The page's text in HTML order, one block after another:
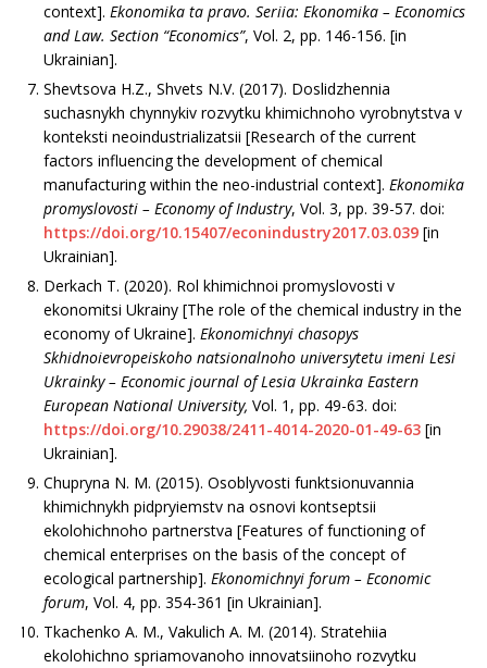
context]. Ekonomika ta pravo. Seriia: Ekonomika – Economics
and Law. Section “Economics”, Vol. 2, pp. 146-156. [in
Ukrainian].
Shevtsova H.Z., Shvets N.V. (2017). Doslidzhen­nia
suchasnykh chynnykiv rozvytku khimichnoho vyrob­nytstva v
konteksti neoindustrializatsii [Research of the current
factors influencing the development of chemical
manufacturing within the neo-industrial context]. Ekono­mika
promyslovosti – Economy of Industry, Vol. 3, pp. 39-57. doi:
https://doi.org/10.15407/econindustry2017.03.039 [in
Ukrainian].
Derkach T. (2020). Rol khimichnoi promyslovosti v
ekonomitsi Ukrainy [The role of the chemical industry in the
economy of Ukraine]. Ekonomichnyi chasopys
Skhidnoievropeiskoho natsionalnoho universytetu imeni Lesi
Ukrainky – Economic journal of Lesia Ukrainka Eastern
European National University, Vol. 1, pp. 49-63. doi:
https://doi.org/10.29038/2411-4014-2020-01-49-63 [in
Ukrainian].
Chupryna N. M. (2015). Osoblyvosti funktsio­nuvannia
khimichnykh pidpryiemstv na osnovi kontseptsii
ekolohichnoho partnerstva [Features of functioning of
chemical enterprises on the basis of the concept of
ecological partnership]. Ekonomichnyi forum – Economic
forum, Vol. 4, pp. 354-361 [in Ukrainian].
Tkachenko A. M., Vakulich A. M. (2014). Strate­hiia
ekolohichno spriamovanoho innovatsiinoho rozvytku